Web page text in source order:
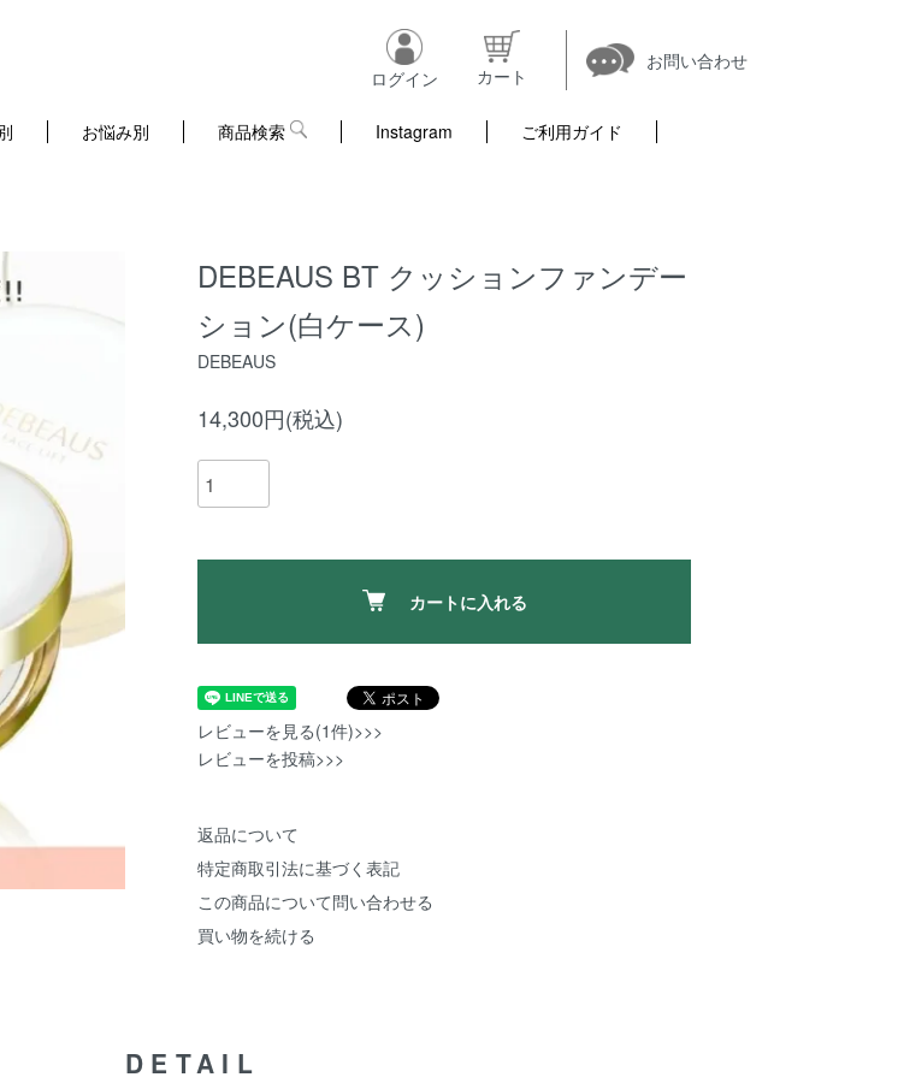
ログイン カート
お問い合わせ
お悩み別 商品検索 Instagram ご利用ガイド
DEBEAUS BT クッションファンデー
ション(白ケース)
DEBEAUS
14,300円(税込)
カートに入れる
レビューを見る(1件)>>>
レビューを投稿>>>
返品について
特定商取引法に基づく表記
この商品について問い合わせる
買い物を続ける
DETAIL